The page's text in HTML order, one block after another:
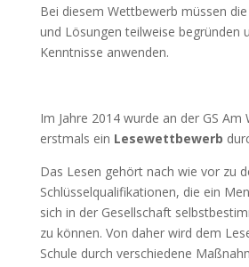
Bei diesem Wettbewerb müssen
und Lösungen teilweise begründen
Kenntnisse anwenden.
Im Jahre 2014 wurde an der GS
erstmals ein Lesewettbewerb
Das Lesen gehört nach wie vor zu
Schlüsselqualifikationen, die ein
sich in der Gesellschaft
zu können. Von daher wird dem
Schule durch verschiedene